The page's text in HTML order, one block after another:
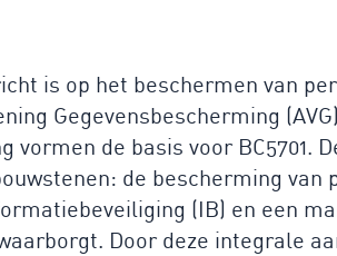
is op het beschermen van
Gegevensbescherming
de basis voor BC5701.
de bescherming van
(IB) en een
Door deze integrale